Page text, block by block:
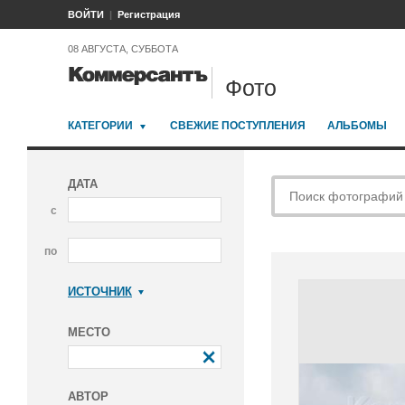
ВОЙТИ Регистрация
08 АВГУСТА, СУББОТА
Фото
КАТЕГОРИИ СВЕЖИЕ ПОСТУПЛЕНИЯ АЛЬБОМЫ
ДАТА
с
по
ИСТОЧНИК
МЕСТО
АВТОР